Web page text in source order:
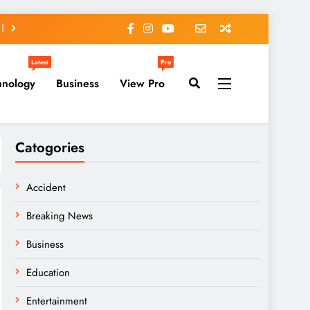
Latest
Business View Pro
Pro
Catogories
Accident
Breaking News
Business
Education
Entertainment